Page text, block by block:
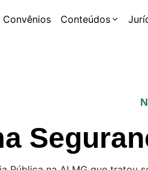
Convênios Conteúdos